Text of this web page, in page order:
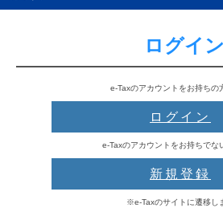
ログイン
e-Taxのアカウントをお持ちの
ログイン
e-Taxのアカウントをお持ちでな
新規登録
※e-Taxのサイトに遷移し